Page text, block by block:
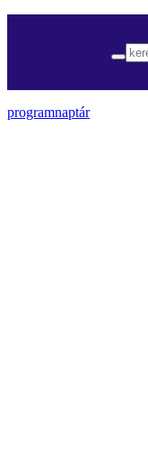
programnaptár